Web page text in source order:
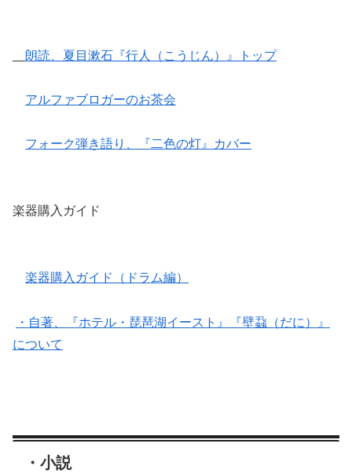
朗読、夏目漱石『行人（こうじん）』トップ
アルファブロガーのお茶会
フォーク弾き語り、『二色の灯』カバー
楽器購入ガイド
楽器購入ガイド（ドラム編）
・自著、『ホテル・琵琶湖イースト』『壁蝨（だに）』
について
・小説